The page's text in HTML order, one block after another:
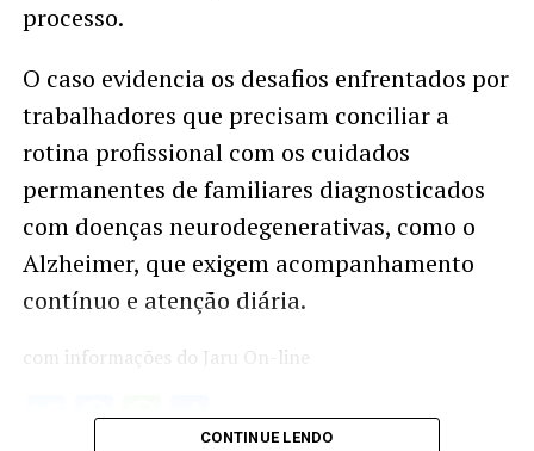
processo.
O caso evidencia os desafios enfrentados por
trabalhadores que precisam conciliar a
rotina profissional com os cuidados
permanentes de familiares diagnosticados
com doenças neurodegenerativas, como o
Alzheimer, que exigem acompanhamento
contínuo e atenção diária.
com informações do Jaru On-line
Twitter
Facebook
WhatsApp
Share
CONTINUE LENDO